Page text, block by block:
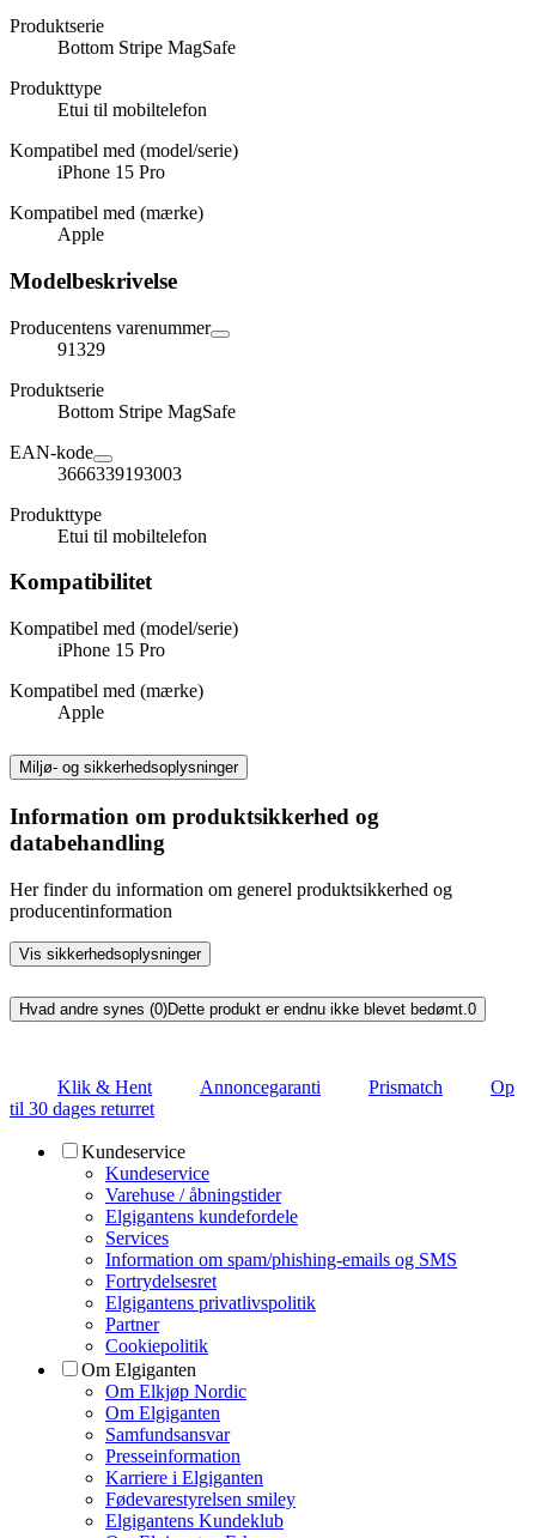
Produktserie
Bottom Stripe MagSafe
Produkttype
Etui til mobiltelefon
Kompatibel med (model/serie)
iPhone 15 Pro
Kompatibel med (mærke)
Apple
Modelbeskrivelse
Producentens varenummer
91329
Produktserie
Bottom Stripe MagSafe
EAN-kode
3666339193003
Produkttype
Etui til mobiltelefon
Kompatibilitet
Kompatibel med (model/serie)
iPhone 15 Pro
Kompatibel med (mærke)
Apple
Miljø- og sikkerhedsoplysninger
Information om produktsikkerhed og
databehandling
Her finder du information om generel produktsikkerhed og
producentinformation
Vis sikkerhedsoplysninger
Hvad andre synes (0)Dette produkt er endnu ikke blevet bedømt.0
Klik & Hent Annoncegaranti Prismatch
Op
til 30 dages returret
Kundeservice
Kundeservice
Varehuse / åbningstider
Elgigantens kundefordele
Services
Information om spam/phishing-emails og SMS
Fortrydelsesret
Elgigantens privatlivspolitik
Partner
Cookiepolitik
Om Elgiganten
Om Elkjøp Nordic
Om Elgiganten
Samfundsansvar
Presseinformation
Karriere i Elgiganten
Fødevarestyrelsen smiley
Elgigantens Kundeklub